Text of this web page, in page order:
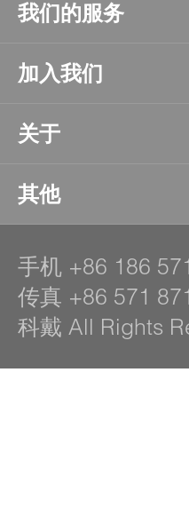
我们的服务
加入我们
关于
其他
手机 +86 186
传真 +86 571
科戴 All Rights